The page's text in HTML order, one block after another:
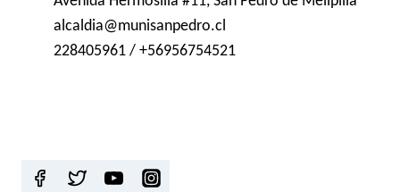
alcaldia@munisanpedro.cl
228405961 / +56956754521